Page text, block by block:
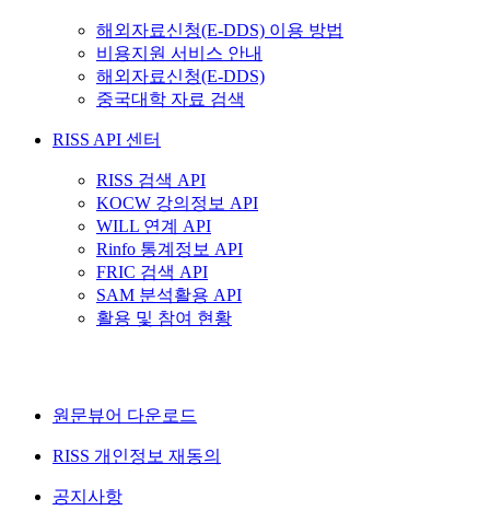
해외자료신청(E-DDS) 이용 방법
비용지원 서비스 안내
해외자료신청(E-DDS)
중국대학 자료 검색
RISS API 센터
RISS 검색 API
KOCW 강의정보 API
WILL 연계 API
Rinfo 통계정보 API
FRIC 검색 API
SAM 분석활용 API
활용 및 참여 현황
원문뷰어 다운로드
RISS 개인정보 재동의
공지사항